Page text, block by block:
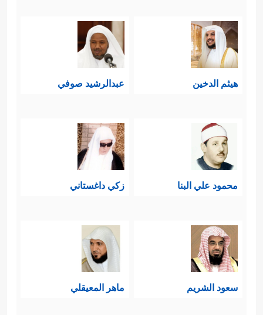
هيثم الدخين عبدالرشيد صوفي
محمود علي البنا زكي داغستاني
سعود الشريم ماهر المعيقلي